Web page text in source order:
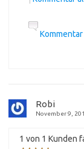
Kommentar
Robi
November 9,
1 von 1 Kunden